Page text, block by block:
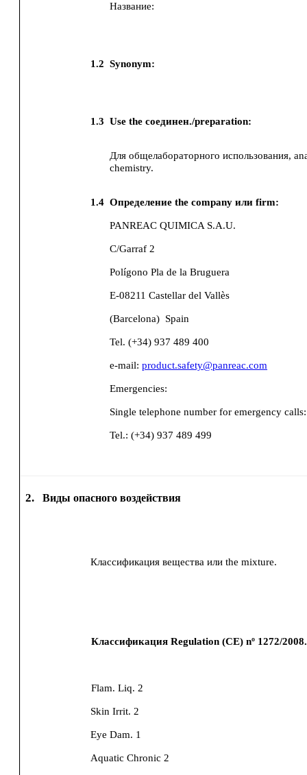
Название:
1.2 Synonym:
1.3 Use the соединен./preparation:
Для общелабораторного использования,
chemistry.
1.4 Определение the company или firm:
PANREAC QUIMICA S.A.U.
C/Garraf 2
Polígono Pla de la Bruguera
E-08211 Castellar del Vallès
(Barcelona) Spain
Tel. (+34) 937 489 400
e-mail:product.safety@panreac.com
Emergencies:
Single telephone number for emergency
Tel.: (+34) 937 489 499
2. Виды опасного воздействия
Классификация вещества или the mixture.
Классификация Regulation (CE) nº 1272/2008.
Flam. Liq. 2
Skin Irrit. 2
Eye Dam. 1
Aquatic Chronic 2